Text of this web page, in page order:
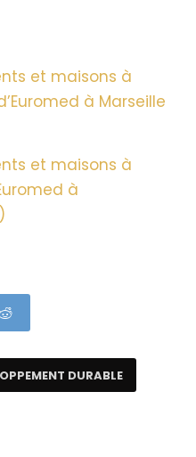
et maisons à
à Marseille
et maisons à
à
DURABLE